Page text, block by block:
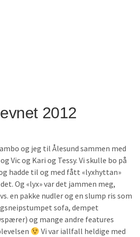
2012
og jeg til Ålesund sammen med
Vic og Kari og Tessy. Vi skulle bo på
hadde til og med fått «lyxhyttan»
Og «lyx» var det jammen meg,
en pakke nudler og en slump ris som
sofa, dempet
og mange andre features
Vi var iallfall heldige med